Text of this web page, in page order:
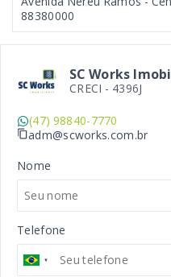
88380000
SC Works
CRECI - 4396J
(47) 98840-7770
adm@scworks.com.br
Nome
Telefone